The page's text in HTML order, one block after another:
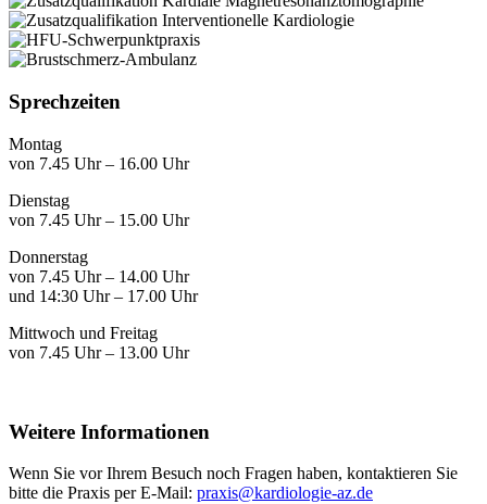
Sprechzeiten
Montag
von 7.45 Uhr – 16.00 Uhr
Dienstag
von 7.45 Uhr – 15.00 Uhr
Donnerstag
von 7.45 Uhr – 14.00 Uhr
und 14:30 Uhr – 17.00 Uhr
Mittwoch und Freitag
von 7.45 Uhr – 13.00 Uhr
Weitere Informationen
Wenn Sie vor Ihrem Besuch noch Fragen haben, kontaktieren Sie
bitte die Praxis per E-Mail: praxis@kardiologie-az.de